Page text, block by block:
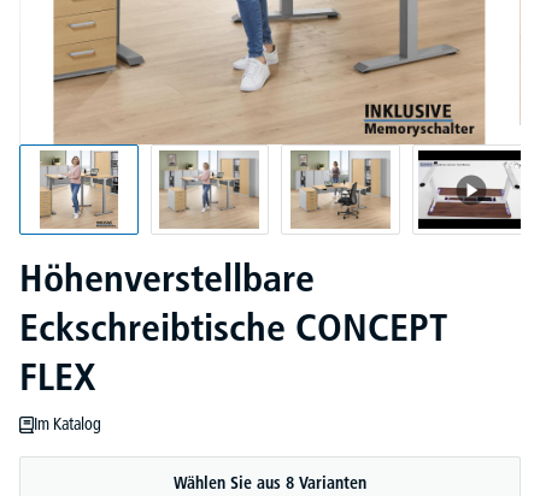
Höhenverstellbare
Eckschreibtische CONCEPT
FLEX
Im Katalog
Wählen Sie aus 8 Varianten